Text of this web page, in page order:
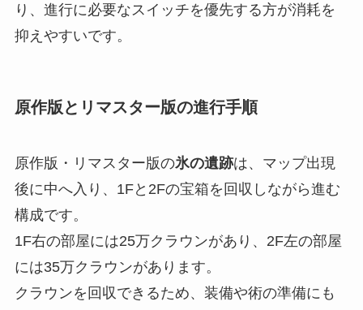
り、進行に必要なスイッチを優先する方が消耗を
抑えやすいです。
原作版とリマスター版の進行手順
原作版・リマスター版の氷の遺跡は、マップ出現
後に中へ入り、1Fと2Fの宝箱を回収しながら進む
構成です。
1F右の部屋には25万クラウンがあり、2F左の部屋
には35万クラウンがあります。
クラウンを回収できるため、装備や術の準備にも